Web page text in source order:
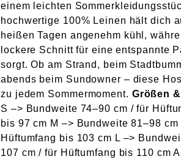
einem leichten
hochwertige 100% Leinen hält dich
heißen Tagen angenehm kühl,
lockere Schnitt für eine entspannte
sorgt. Ob am Strand, beim
abends beim Sundowner – diese
zu jedem Sommermoment. Größen
S –> Bundweite 74–90 cm / für
bis 97 cm M –> Bundweite 81–98 cm
Hüftumfang bis 103 cm L –>
107 cm / für Hüftumfang bis 110 cm